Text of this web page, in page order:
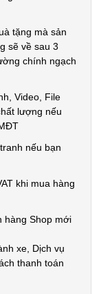
tặng mà sản
sẽ về sau 3
chính ngạch
Video, File
lượng nếu
nếu bạn
khi mua hàng
hàng Shop mới
xe, Dịch vụ
thanh toán